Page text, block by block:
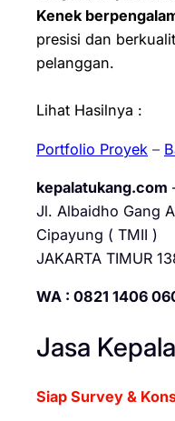
Kenek
presisi dan
pelanggan.
Lihat Hasilnya :
Portfolio Proyek –
kepalatukang.com
Jl. Albaidho Gang
Cipayung ( TMII )
JAKARTA TIMUR
WA : 0821 1406
Jasa
Siap Survey &